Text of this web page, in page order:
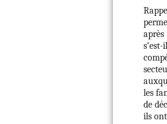
les
de
ils